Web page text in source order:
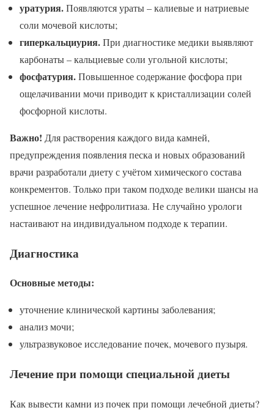
уратурия.Появляются ураты – калиевые и натриевые
соли мочевой кислоты;
гиперкальциурия.При диагностике медики выявляют
карбонаты – кальциевые соли угольной кислоты;
фосфатурия.Повышенное содержание фосфора при
ощелачивании мочи приводит к кристаллизации солей
фосфорной кислоты.
Важно! Для растворения каждого вида камней,
предупреждения появления песка и новых образований
врачи разработали диету с учётом химического состава
конкрементов. Только при таком подходе велики шансы на
успешное лечение нефролитиаза. Не случайно урологи
настаивают на индивидуальном подходе к терапии.
Диагностика
Основные методы:
уточнение клинической картины заболевания;
анализ мочи;
ультразвуковое исследование почек, мочевого пузыря.
Лечение при помощи специальной диеты
Как вывести камни из почек при помощи лечебной диеты?